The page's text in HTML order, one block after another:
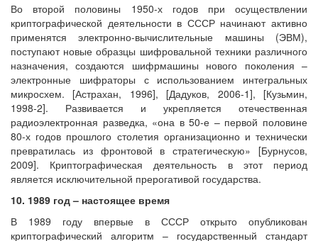
Во второй половины 1950-х годов при осуществлении
криптографической деятельности в СССР начинают активно
применятся электронно-вычислительные машины (ЭВМ),
поступают новые образцы шифровальной техники различного
назначения, создаются шифрмашины нового поколения –
электронные шифраторы с использованием интегральных
микросхем. [Астрахан, 1996], [Дадуков, 2006-1], [Кузьмин,
1998-2]. Развивается и укрепляется отечественная
радиоэлектронная разведка, «она в 50-е – первой половине
80-х годов прошлого столетия организационно и технически
превратилась из фронтовой в стратегическую» [Бурнусов,
2009]. Криптографическая деятельность в этот период
является исключительной прерогативой государства.
10. 1989 год – настоящее время
В 1989 году впервые в СССР открыто опубликован
криптографический алгоритм – государственный стандарт